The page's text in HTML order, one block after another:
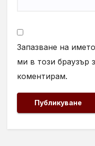
Запазване на
ми в този браузър
коментирам.